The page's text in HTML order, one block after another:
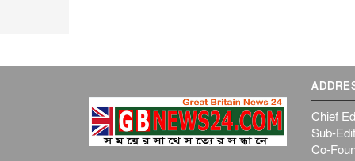
Chief
Sub-
Co-